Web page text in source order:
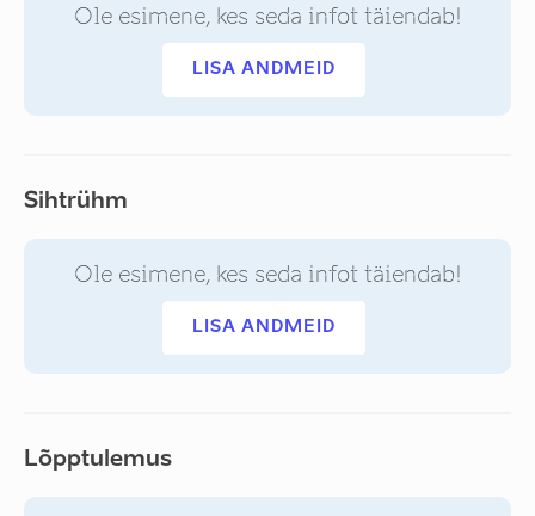
Ole esimene, kes seda infot täiendab!
LISA ANDMEID
Sihtrühm
Ole esimene, kes seda infot täiendab!
LISA ANDMEID
Lõpptulemus